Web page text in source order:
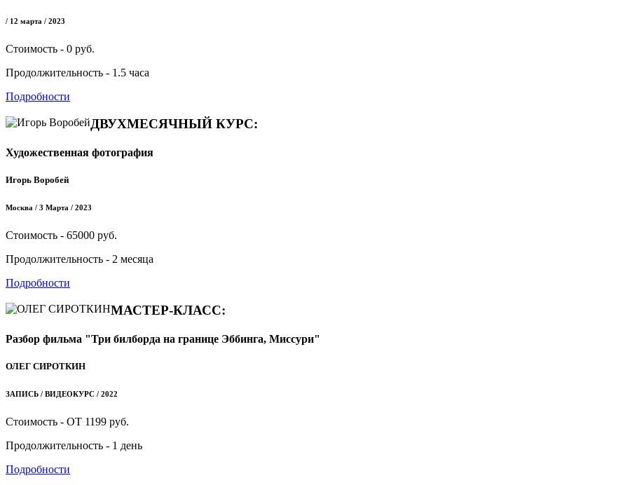
/ 12 марта / 2023
Стоимость - 0 руб.
Продолжительность - 1.5 часа
Подробности
ДВУХМЕСЯЧНЫЙ КУРС:
Художественная фотография
Игорь Воробей
Москва / 3 Марта / 2023
Стоимость - 65000 руб.
Продолжительность - 2 месяца
Подробности
МАСТЕР-КЛАСС:
Разбор фильма "Три билборда на границе Эббинга, Миссури"
ОЛЕГ СИРОТКИН
ЗАПИСЬ / ВИДЕОКУРС / 2022
Стоимость - ОТ 1199 руб.
Продолжительность - 1 день
Подробности